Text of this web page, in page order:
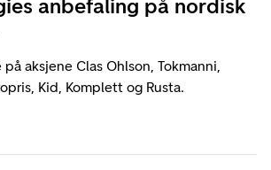
anbefaling på nordisk
aksjene Clas Ohlson, Tokmanni,
Kid, Komplett og Rusta.